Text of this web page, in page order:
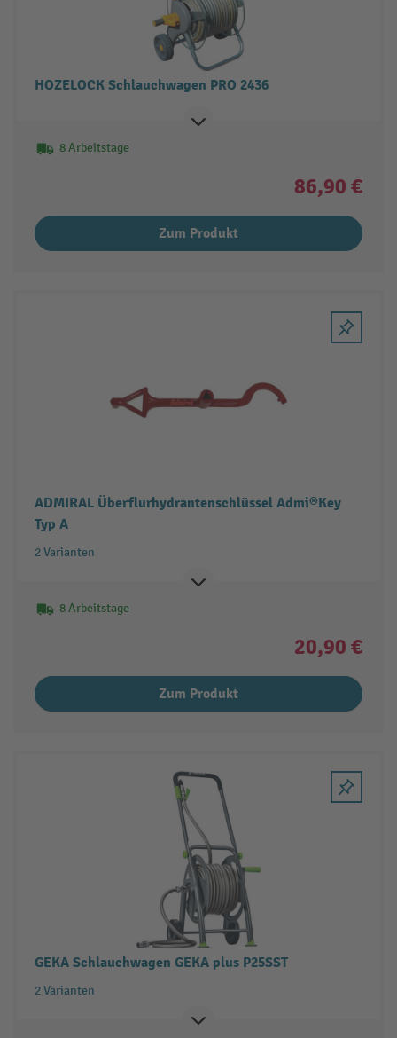
HOZELOCK Schlauchwagen PRO 2436
8 Arbeitstage
86,90 €
Zum Produkt
ADMIRAL Überflurhydrantenschlüssel Admi®Key
Typ A
2 Varianten
8 Arbeitstage
20,90 €
Zum Produkt
GEKA Schlauchwagen GEKA plus P25SST
2 Varianten